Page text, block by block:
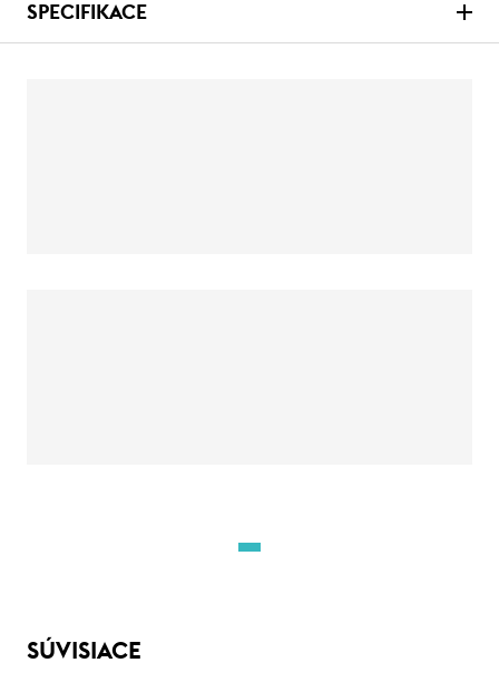
SPECIFIKACE
SÚVISIACE